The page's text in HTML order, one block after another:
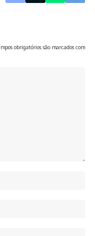
obrigatórios são marcados com